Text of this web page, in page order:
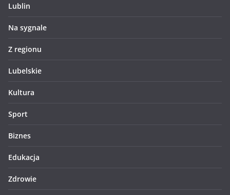
Lublin
Na sygnale
Z regionu
Lubelskie
Kultura
Sport
Biznes
Edukacja
Zdrowie